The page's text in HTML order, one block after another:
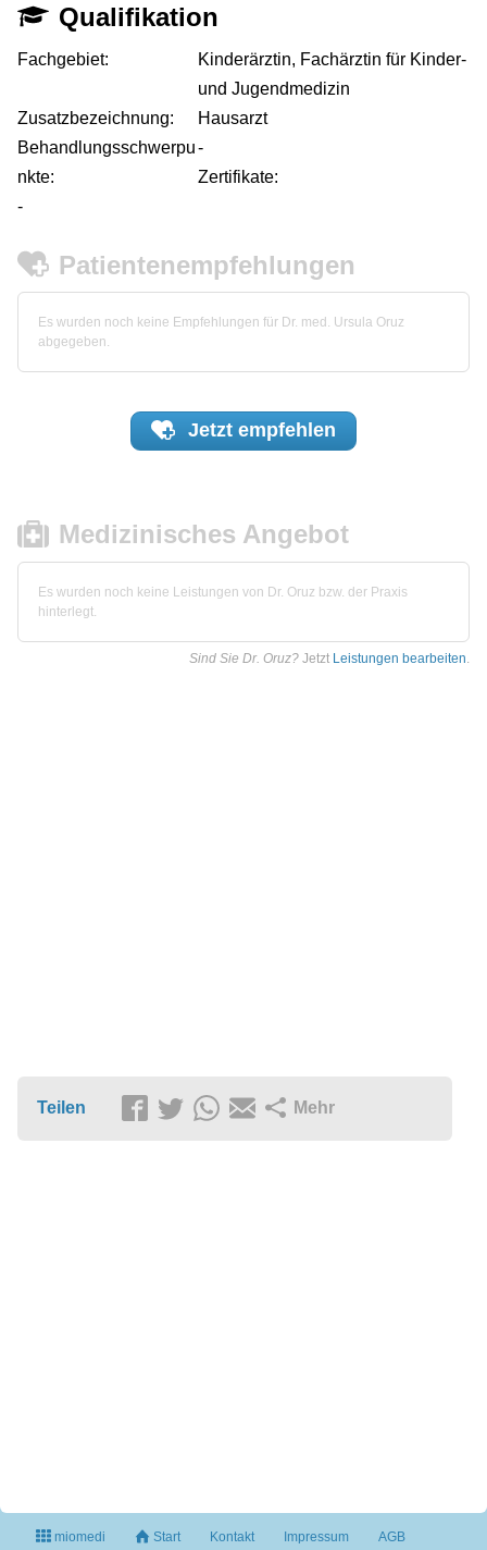
Qualifikation
Fachgebiet:
Kinderärztin, Fachärztin für Kinder-
und Jugendmedizin
Zusatzbezeichnung:
Hausarzt
Behandlungsschwerpu
nkte:
-
Zertifikate:
-
Patientenempfehlungen
Es wurden noch keine Empfehlungen für Dr. med. Ursula Oruz
abgegeben.
Jetzt empfehlen
Medizinisches Angebot
Es wurden noch keine Leistungen von Dr. Oruz bzw. der Praxis
hinterlegt.
Sind Sie Dr. Oruz? Jetzt Leistungen bearbeiten.
Teilen Mehr
miomedi Start Kontakt Impressum AGB